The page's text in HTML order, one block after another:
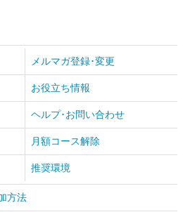
メルマガ登録･変更
お役立ち情報
ヘルプ･お問い合わせ
月額コース解除
推奨環境
方法